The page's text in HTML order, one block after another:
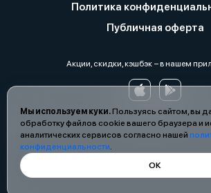
Мы используем куки.Пользуясь сайтом, вы
обработку файлов cookie вашего браузера и
аналитических сервисов согласно нашей
конфиденциальности.
ОК
Политика
Публичная оферта
Акции, скидки, кэшбэк − в нашем